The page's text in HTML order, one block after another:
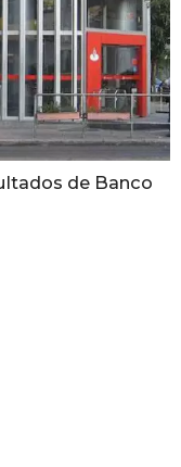
de Banco